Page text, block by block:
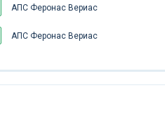
АПС Феронас Вериас
АПС Феронас Вериас